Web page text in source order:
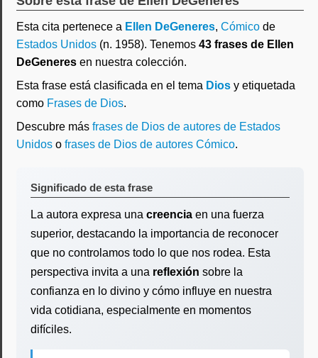
Esta cita pertenece a Ellen DeGeneres, Cómico de
Estados Unidos (n. 1958). Tenemos 43 frases de Ellen
DeGeneres en nuestra colección.
Esta frase está clasificada en el tema Dios y etiquetada
como Frases de Dios.
Descubre más frases de Dios de autores de Estados
Unidos o frases de Dios de autores Cómico.
Significado de esta frase
La autora expresa una creencia en una fuerza
superior, destacando la importancia de reconocer
que no controlamos todo lo que nos rodea. Esta
perspectiva invita a una reflexión sobre la
confianza en lo divino y cómo influye en nuestra
vida cotidiana, especialmente en momentos
difíciles.